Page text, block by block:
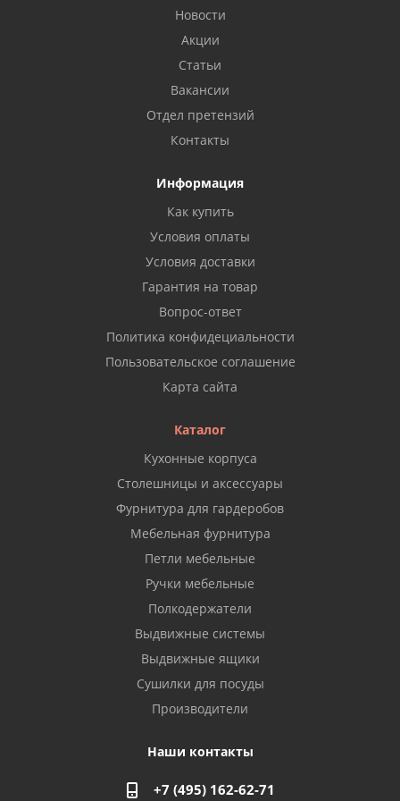
Новости
Акции
Статьи
Вакансии
Отдел претензий
Контакты
Информация
Как купить
Условия оплаты
Условия доставки
Гарантия на товар
Вопрос-ответ
Политика конфидециальности
Пользовательское соглашение
Карта сайта
Каталог
Кухонные корпуса
Столешницы и аксессуары
Фурнитура для гардеробов
Мебельная фурнитура
Петли мебельные
Ручки мебельные
Полкодержатели
Выдвижные системы
Выдвижные ящики
Сушилки для посуды
Производители
Наши контакты
+7 (495) 162-62-71